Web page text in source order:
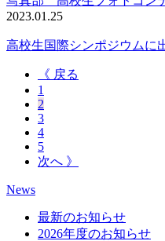
2023.01.25
高校生国際シンポジウムに
《 戻る
1
2
3
4
5
次へ 》
News
最新のお知らせ
2026年度のお知らせ